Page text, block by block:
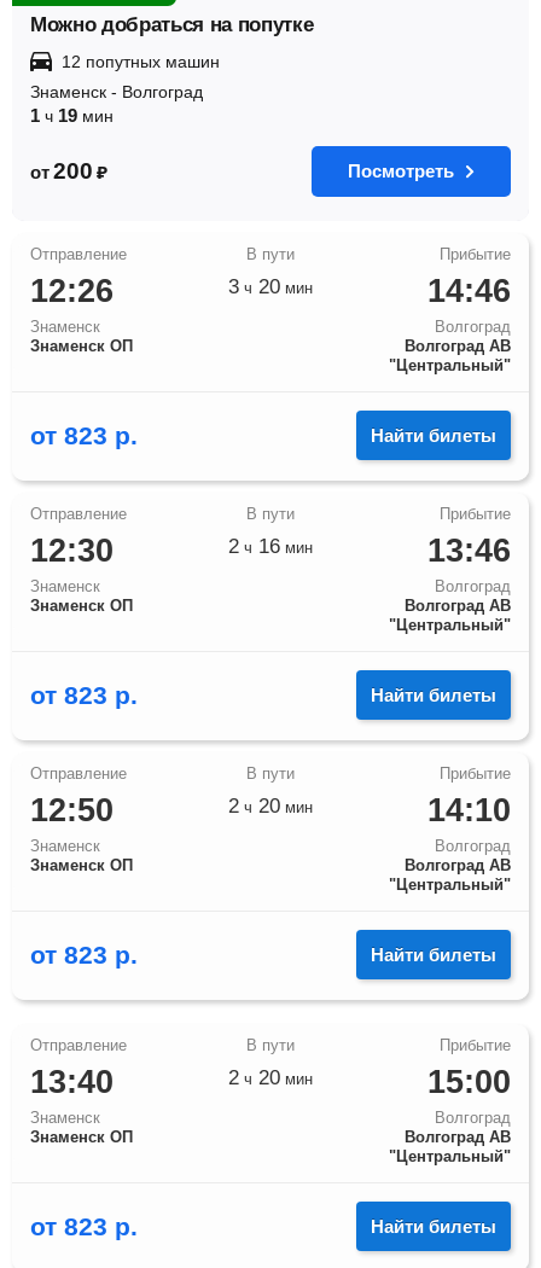
Можно добраться на попутке
12 попутных машин
Знаменск - Волгоград
1 ч 19 мин
от 200 ₽ Посмотреть
12:26
Знаменск
Знаменск ОП
14:46
Волгоград
Волгоград АВ
"Центральный"
3 ч 20 мин
от 823 р. Найти билеты
12:30
Знаменск
Знаменск ОП
13:46
Волгоград
Волгоград АВ
"Центральный"
2 ч 16 мин
от 823 р. Найти билеты
12:50
Знаменск
Знаменск ОП
14:10
Волгоград
Волгоград АВ
"Центральный"
2 ч 20 мин
от 823 р. Найти билеты
13:40
Знаменск
Знаменск ОП
15:00
Волгоград
Волгоград АВ
"Центральный"
2 ч 20 мин
от 823 р. Найти билеты